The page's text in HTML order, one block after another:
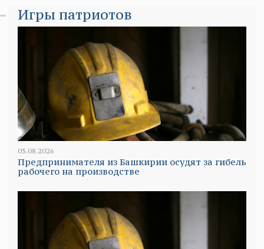
Игры патриотов
05.08.2026
Предпринимателя из Башкирии осудят за гибель
рабочего на производстве